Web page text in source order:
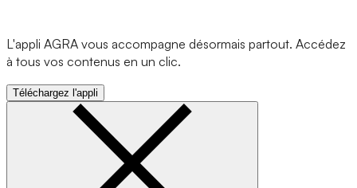
L'appli AGRA vous accompagne désormais partout. Accédez
à tous vos contenus en un clic.
Téléchargez l'appli